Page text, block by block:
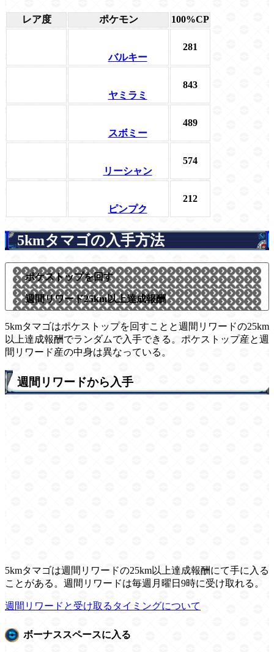
レア度 ポケモン 100%CP
バルキー
281
ヤミラミ
843
スボミー
489
リーシャン
574
ピンプク
212
5kmタマゴの入手方法
ポケストップを回す
週間リワード25km以上達成報酬
5kmタマゴはポケストップを回すことと週間リワードの25km
以上達成報酬でランダムで入手できる。ポケストップ産と週
間リワード産の中身は異なっている。
週間リワードから入手
5kmタマゴは週間リワードの25km以上達成報酬にて手に入る
ことがある。週間リワードは毎週月曜日9時に受け取れる。
週間リワードと受け取るタイミングについて
ボーナススペースに入る